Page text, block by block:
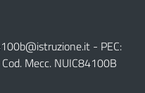
- PEC:
Mecc. NUIC84100B